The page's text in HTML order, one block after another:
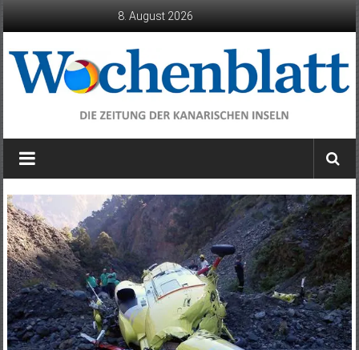
8. August 2026
Wochenblatt
die
der
Kanarischen
Inseln